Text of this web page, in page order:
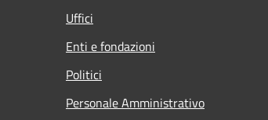
Uffici
Enti e fondazioni
Politici
Personale Amministrativo